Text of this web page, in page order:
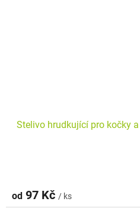
Stelivo hrudkující pro kočky
je
5,0
od 97 Kč / ks